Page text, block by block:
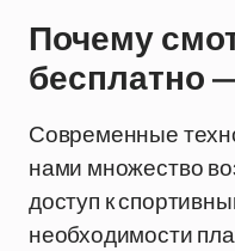
Почему
бесплатно
Современные
нами множество
доступ к
необходимости